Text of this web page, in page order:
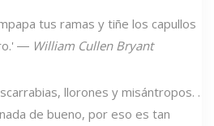
tus ramas y tiñe los capullos
― William Cullen Bryant
llorones y misántropos. .
de bueno, por eso es tan